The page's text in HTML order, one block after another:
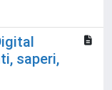
saperi,